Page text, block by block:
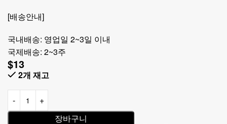
[배송안내]
국내배송: 영업일 2~3일 이내
국제배송: 2~3주
$13
2개 재고
장바구니